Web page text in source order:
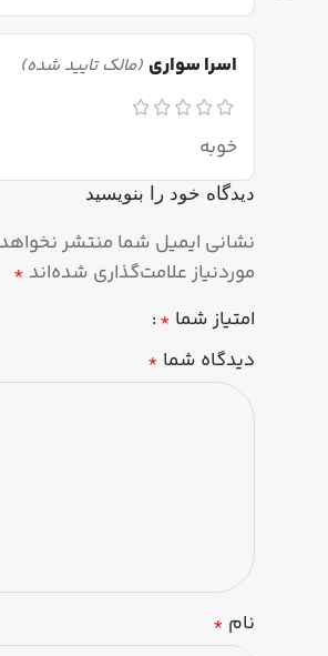
اسرا سواری (مالک تایید شده)
خوبه
دیدگاه خود را بنویسید
نشانی ایمیل شما منتشر
موردنیاز علامت‌گذاری شده‌اند *
امتیاز شما *
دیدگاه شما *
نام *